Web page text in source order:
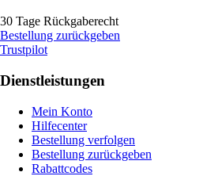
30 Tage Rückgaberecht
Bestellung zurückgeben
Trustpilot
Dienstleistungen
Mein Konto
Hilfecenter
Bestellung verfolgen
Bestellung zurückgeben
Rabattcodes